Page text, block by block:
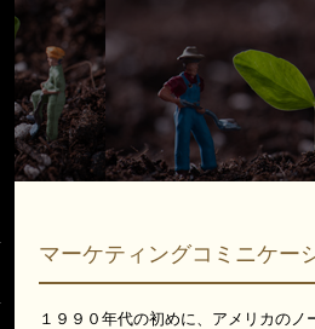
マーケティングコミニケ
１９９０年代の初めに、アメリカの